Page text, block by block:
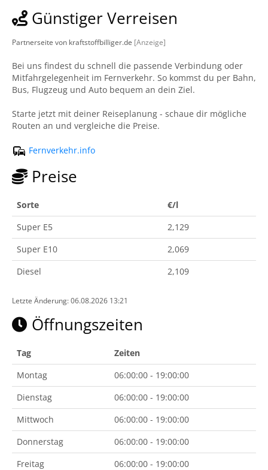
Günstiger Verreisen
Partnerseite von kraftstoffbilliger.de [Anzeige]
Bei uns findest du schnell die passende Verbindung oder
Mitfahrgelegenheit im Fernverkehr. So kommst du per Bahn,
Bus, Flugzeug und Auto bequem an dein Ziel.
Starte jetzt mit deiner Reiseplanung - schaue dir mögliche
Routen an und vergleiche die Preise.
Fernverkehr.info
Preise
Sorte
€/l
Super E5
2,129
Super E10
2,069
Diesel
2,109
Letzte Änderung: 06.08.2026 13:21
Öffnungszeiten
Tag
Zeiten
Montag
06:00:00 - 19:00:00
Dienstag
06:00:00 - 19:00:00
Mittwoch
06:00:00 - 19:00:00
Donnerstag
06:00:00 - 19:00:00
Freitag
06:00:00 - 19:00:00